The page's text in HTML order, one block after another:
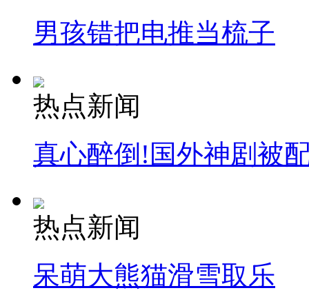
男孩错把电推当梳子
热点新闻
真心醉倒!国外神剧被
热点新闻
呆萌大熊猫滑雪取乐